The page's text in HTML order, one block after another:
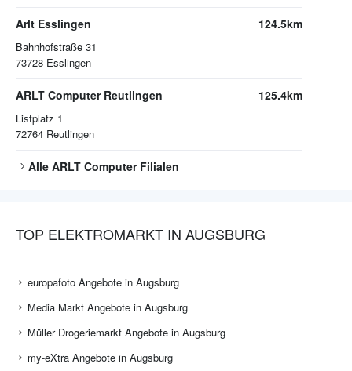
Arlt Esslingen
Bahnhofstraße 31
73728 Esslingen
124.5km
ARLT Computer Reutlingen
Listplatz 1
72764 Reutlingen
125.4km
Alle ARLT ComputerFilialen
TOP ELEKTROMARKT IN AUGSBURG
europafoto Angebote in Augsburg
Media Markt Angebote in Augsburg
Müller Drogeriemarkt Angebote in Augsburg
my-eXtra Angebote in Augsburg